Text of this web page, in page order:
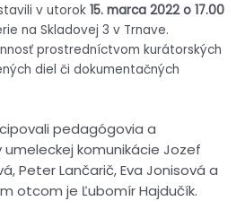
v utorok15. marca 2022 o 17.00
na Skladovej 3 v Trnave.
prostredníctvom kurátorských
diel či dokumentačných
pedagógovia a
komunikácie Jozef
Peter Lančarič, Eva Jonisová a
otcom je Ľubomír Hajdučík.